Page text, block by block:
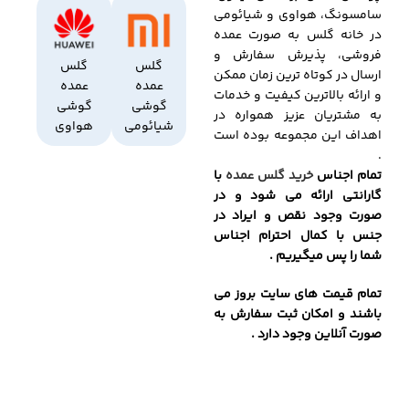
سامسونگ، هواوی و شیائومی
در خانه گلس به صورت عمده
فروشی، پذیرش سفارش و
ارسال در کوتاه ترین زمان ممکن
و ارائه بالاترین کیفیت و خدمات
به مشتریان عزیز همواره در
اهداف این مجموعه بوده است
.
تمام اجناسخرید گلس عمده با
گارانتی ارائه می شود و در
صورت وجود نقص و ایراد در
جنس با کمال احترام اجناس
شما را پس میگیریم .
تمام قیمت های سایت بروز می
باشند و امکان ثبت سفارش به
صورت آنلاین وجود دارد .
گلس
عمده
گوشی
شیائومی
گلس
عمده
گوشی
هواوی